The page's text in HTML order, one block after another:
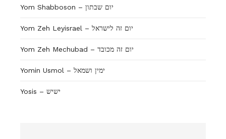
Yom Shabboson – יום שבתון
Yom Zeh Leyisrael – יום זה לישראל
Yom Zeh Mechubad – יום זה מכובד
Yosis – ישיש